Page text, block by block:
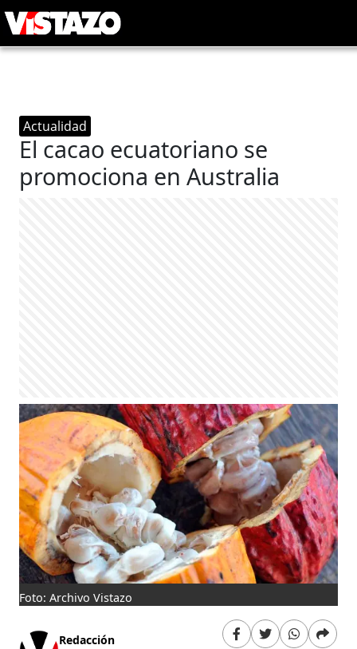
Actualidad
El cacao ecuatoriano se
promociona en Australia
Foto: Archivo Vistazo
Redacción